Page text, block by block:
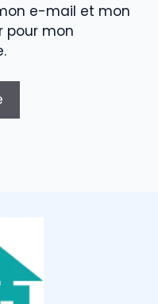
e-mail et mon
pour mon